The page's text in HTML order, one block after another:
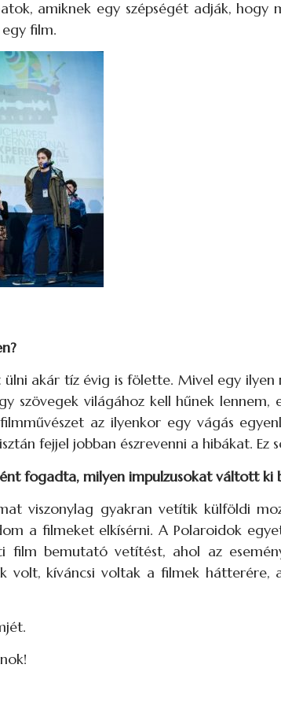
amiknek egy szépségét adják, hogy
film.
akár tíz évig is fölette. Mivel egy ilyen
szövegek világához kell hűnek lennem,
az ilyenkor egy vágás
fejjel jobban észrevenni a hibákat. Ez
fogadta, milyen impulzusokat váltott ki
viszonylag gyakran vetítik külföldi
a filmeket elkísérni. A Polaroidok
bemutató vetítést, ahol az
volt, kíváncsi voltak a filmek hátterére,